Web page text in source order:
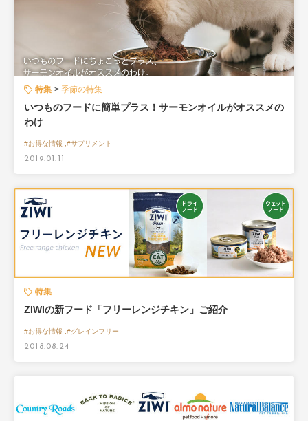
特集 季節の特集
いつものフードに簡単プラス！サーモンオイルがオススメの
わけ
#お得な情報 ,#サプリメント
2019.01.11
特集
ZIWIの新フード「フリーレンジチキン」ご紹介
#お得な情報 ,#グレインフリー
2018.08.24